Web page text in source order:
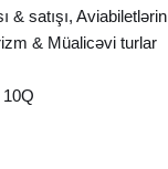
satışı, Aviabiletlərin
& Müalicəvi turlar